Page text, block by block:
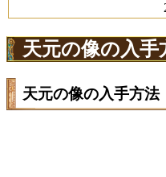
天元の像の入手
天元の像の入手方法